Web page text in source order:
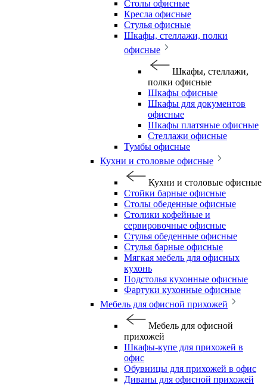
Столы офисные
Кресла офисные
Стулья офисные
Шкафы, стеллажи, полки
офисные
Шкафы, стеллажи,
полки офисные
Шкафы офисные
Шкафы для документов
офисные
Шкафы платяные офисные
Стеллажи офисные
Тумбы офисные
Кухни и столовые офисные
Кухни и столовые офисные
Стойки барные офисные
Столы обеденные офисные
Столики кофейные и
сервировочные офисные
Стулья обеденные офисные
Стулья барные офисные
Мягкая мебель для офисных
кухонь
Подстолья кухонные офисные
Фартуки кухонные офисные
Мебель для офисной прихожей
Мебель для офисной
прихожей
Шкафы-купе для прихожей в
офис
Обувницы для прихожей в офис
Диваны для офисной прихожей